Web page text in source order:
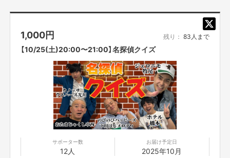
・オンライン会議ツールで参加者全員を同時につなぎ、それぞれリモートで
ご参加いただきます。直接お会いすることはできませんので、ご了承くださ
・コミュニケーションには「Zoom」を使用させていただきます。Zoomを使
用できる環境を整えていただき、電波のいい環境でおつなぎください。
・コンプライアンスの観点から、録画させていただいております。他の目的
での使用は一切致しません。あらかじめご了承ください。
・参加者の配信中の録画撮影、録音、また、SNS等に詳細な配信内容を投稿
することは禁止です。
・不適切と考えられる言動があった場合、強制的に退出をお願いする場合が
■ご応募に関しての利用規約
・応募者は、自ら及び自らが代表となって応募した参加者全てが、反社会的
1,000円 残り： 83人まで
【10/25(土)20:00〜21:00】名探偵クイズ
サポーター数
12人
お届け予定日
2025年10月